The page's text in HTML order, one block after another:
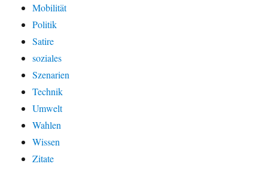
Mobilität
Politik
Satire
soziales
Szenarien
Technik
Umwelt
Wahlen
Wissen
Zitate